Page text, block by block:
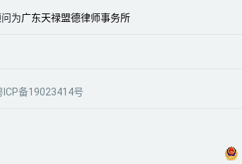
为广东天禄盟德律师事务所
ICP备19023414号